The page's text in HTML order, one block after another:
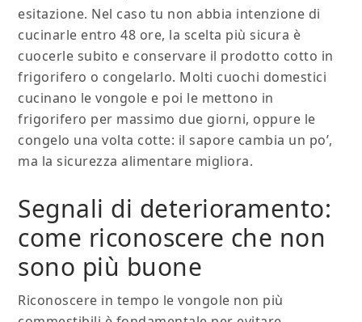
esitazione. Nel caso tu non abbia intenzione di
cucinarle entro 48 ore, la scelta più sicura è
cuocerle subito e conservare il prodotto cotto in
frigorifero o congelarlo. Molti cuochi domestici
cucinano le vongole e poi le mettono in
frigorifero per massimo due giorni, oppure le
congelo una volta cotte: il sapore cambia un po’,
ma la sicurezza alimentare migliora.
Segnali di deterioramento:
come riconoscere che non
sono più buone
Riconoscere in tempo le vongole non più